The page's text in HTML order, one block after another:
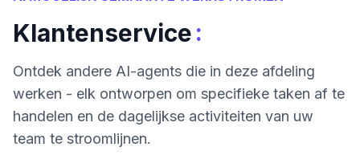
Klantenservice:
Ontdek andere AI-agents die in deze afdeling
werken - elk ontworpen om specifieke taken af te
handelen en de dagelijkse activiteiten van uw
team te stroomlijnen.